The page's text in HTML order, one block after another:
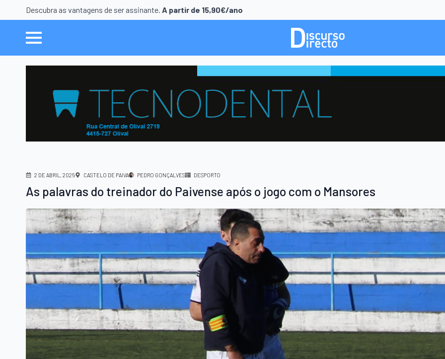
Descubra as vantagens de ser assinante. A partir de 15,90€/ano
2 DE ABRIL, 2025 CASTELO DE PAIVA PEDRO GONÇALVES DESPORTO
As palavras do treinador do Paivense após o jogo com o Mansores